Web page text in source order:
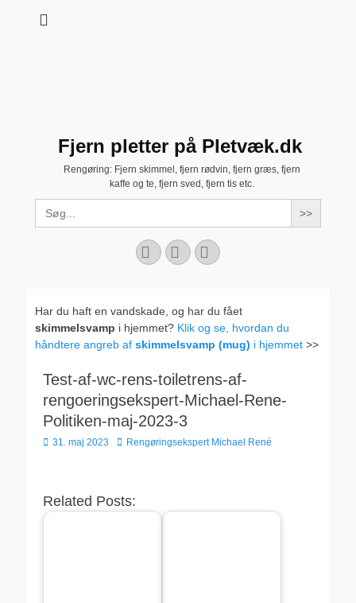
Fjern pletter på Pletvæk.dk
Rengøring: Fjern skimmel, fjern rødvin, fjern græs, fjern
kaffe og te, fjern sved, fjern tis etc.
Search
for:
Facebook
YouTubeInstagram
Har du haft en vandskade, og har du fået
skimmelsvamp i hjemmet? Klik og se, hvordan du
håndtere angreb af skimmelsvamp (mug) i hjemmet >>
Test-af-wc-rens-toiletrens-af-
rengoeringsekspert-Michael-Rene-
Politiken-maj-2023-3
Udgivet
31. maj 2023 Forfatter
Rengøringsekspert Michael René
Related Posts: